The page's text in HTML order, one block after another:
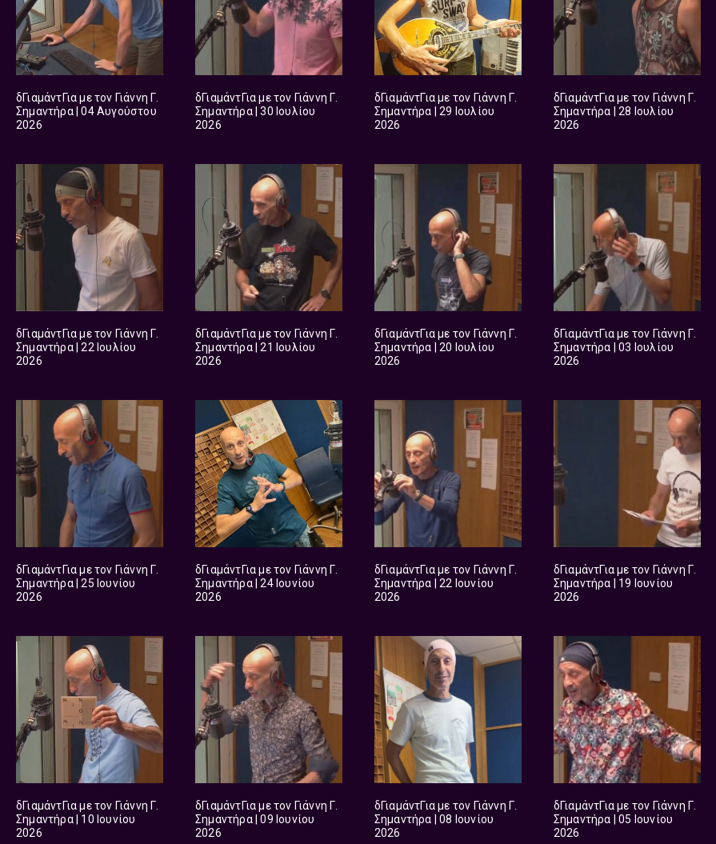
δΓιαμάντΓια με τον Γιάννη Γ.
Σημαντήρα | 04 Αυγούστου
2026
δΓιαμάντΓια με τον Γιάννη Γ.
Σημαντήρα | 30 Ιουλίου
2026
δΓιαμάντΓια με τον Γιάννη Γ.
Σημαντήρα | 29 Ιουλίου
2026
δΓιαμάντΓια με τον Γιάννη Γ.
Σημαντήρα | 28 Ιουλίου
2026
δΓιαμάντΓια με τον Γιάννη Γ.
Σημαντήρα | 22 Ιουλίου
2026
δΓιαμάντΓια με τον Γιάννη Γ.
Σημαντήρα | 21 Ιουλίου
2026
δΓιαμάντΓια με τον Γιάννη Γ.
Σημαντήρα | 20 Ιουλίου
2026
δΓιαμάντΓια με τον Γιάννη Γ.
Σημαντήρα | 03 Ιουλίου
2026
δΓιαμάντΓια με τον Γιάννη Γ.
Σημαντήρα | 25 Ιουνίου
2026
δΓιαμάντΓια με τον Γιάννη Γ.
Σημαντήρα | 24 Ιουνίου
2026
δΓιαμάντΓια με τον Γιάννη Γ.
Σημαντήρα | 22 Ιουνίου
2026
δΓιαμάντΓια με τον Γιάννη Γ.
Σημαντήρα | 19 Ιουνίου
2026
δΓιαμάντΓια με τον Γιάννη Γ.
Σημαντήρα | 10 Ιουνίου
2026
δΓιαμάντΓια με τον Γιάννη Γ.
Σημαντήρα | 09 Ιουνίου
2026
δΓιαμάντΓια με τον Γιάννη Γ.
Σημαντήρα | 08 Ιουνίου
2026
δΓιαμάντΓια με τον Γιάννη Γ.
Σημαντήρα | 05 Ιουνίου
2026